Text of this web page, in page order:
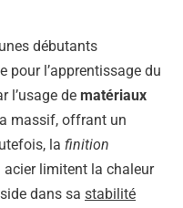
débutants
pour l’apprentissage du
l’usage de matériaux
massif, offrant un
la finition
acier limitent la chaleur
dans sa stabilité